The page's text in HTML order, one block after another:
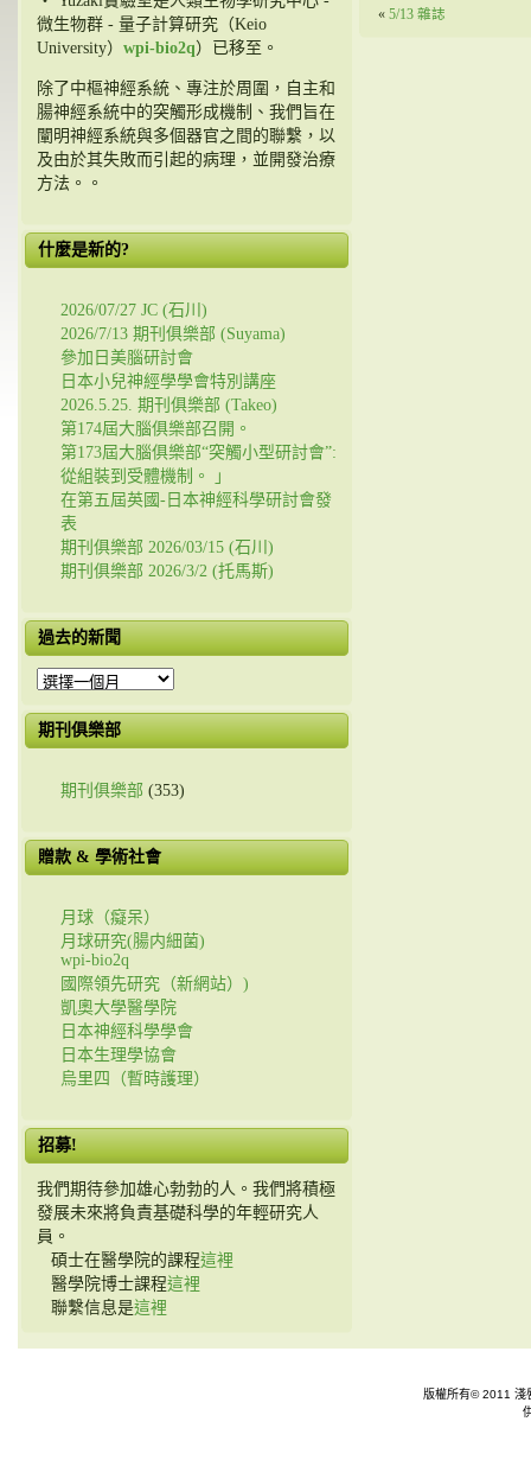
微生物群 - 量子計算研究（Keio
University） wpi-bio2q）已移至。
除了中樞神經系統、專注於周圍，自主和
腸神經系統中的突觸形成機制、我們旨在
闡明神經系統與多個器官之間的聯繫，以
及由於其失敗而引起的病理，並開發治療
方法。。
什麼是新的?
2026/07/27 JC (石川)
2026/7/13 期刊俱樂部 (Suyama)
參加日美腦研討會
日本小兒神經學學會特別講座
2026.5.25. 期刊俱樂部 (Takeo)
第174屆大腦俱樂部召開。
第173屆大腦俱樂部“突觸小型研討會”:
從組裝到受體機制。 」
在第五屆英國-日本神經科學研討會發
表
期刊俱樂部 2026/03/15 (石川)
期刊俱樂部 2026/3/2 (托馬斯)
過去的新聞
過
的
新
期刊俱樂部
期刊俱樂部 (353)
贈款 & 學術社會
月球（癡呆）
月球研究(腸内細菌)
wpi-bio2q
國際領先研究（新網站）)
凱奧大學醫學院
日本神經科學學會
日本生理學協會
烏里四（暫時護理）
招募!
我們期待參加雄心勃勃的人。我們將積極
發展未來將負責基礎科學的年輕研究人
員。
碩士在醫學院的課程這裡
醫學院博士課程這裡
聯繫信息是這裡
« 5/13 雜誌
版權所有© 2011 淺